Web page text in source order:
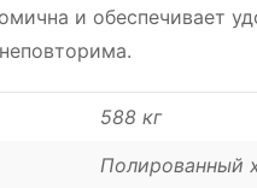
и обеспечивает
588 кг
Полированный